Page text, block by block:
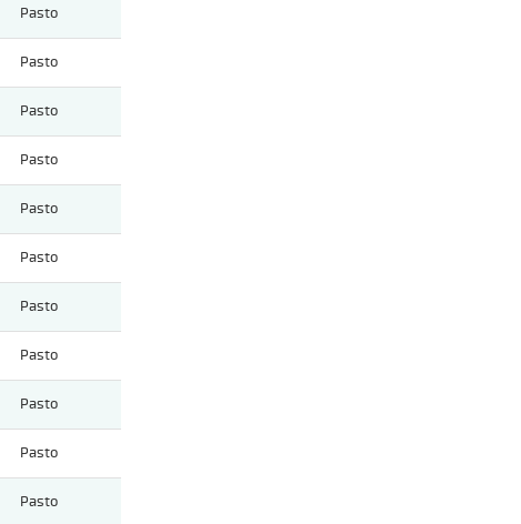
Pasto
Pasto
Pasto
Pasto
Pasto
Pasto
Pasto
Pasto
Pasto
Pasto
Pasto